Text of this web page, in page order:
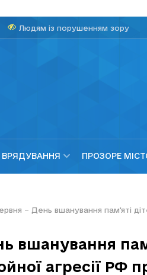
Людям із порушенням зору
ВРЯДУВАННЯ ПРОЗОРЕ
– День вшанування пам'яті
вшанування
агресії РФ